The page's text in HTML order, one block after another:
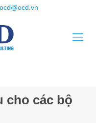
ocd@ocd.vn
cho các bộ